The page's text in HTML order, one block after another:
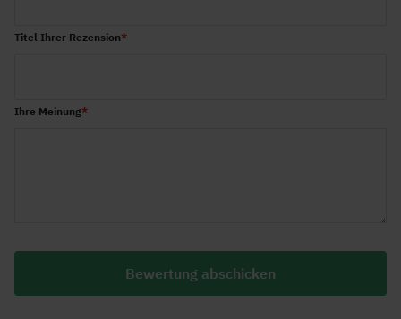
Titel Ihrer Rezension
Ihre Meinung
Bewertung abschicken